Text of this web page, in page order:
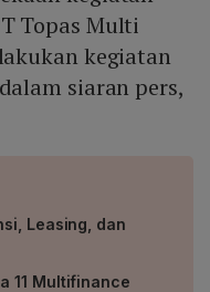
Topas Multi
kegiatan
siaran pers,
Leasing, dan
11 Multifinance